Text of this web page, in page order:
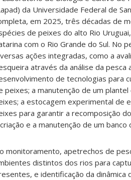
da Universidade Federal de
em 2025, três décadas de
de peixes do alto Rio
com o Rio Grande do Sul. No
ações integradas, como a
através da análise da pesca
de tecnologias para
peixes; a manutenção de um
a estocagem experimental de
para garantir a recomposição
e a manutenção de um
monitoramento, apetrechos de
distintos dos rios para
e identificação da dinâmica